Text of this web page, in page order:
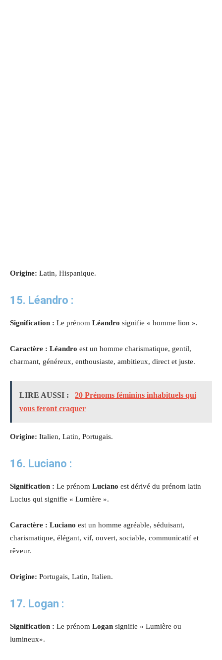
Origine: Latin, Hispanique.
15. Léandro :
Signification : Le prénom Léandro signifie « homme lion ».
Caractère : Léandro est un homme charismatique, gentil,
charmant, généreux, enthousiaste, ambitieux, direct et juste.
LIRE AUSSI :
20 Prénoms féminins inhabituels qui
vous feront craquer
Origine: Italien, Latin, Portugais.
16. Luciano :
Signification : Le prénom Luciano est dérivé du prénom latin
Lucius qui signifie « Lumière ».
Caractère : Luciano est un homme agréable, séduisant,
charismatique, élégant, vif, ouvert, sociable, communicatif et
rêveur.
Origine: Portugais, Latin, Italien.
17. Logan :
Signification : Le prénom Logan signifie « Lumière ou
lumineux».